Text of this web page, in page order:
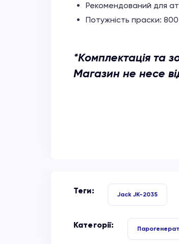
Рекомендований для
Потужність праски:
*Комплектація та
Магазин не несе
Теги: Jack JK-2035
Категорії: